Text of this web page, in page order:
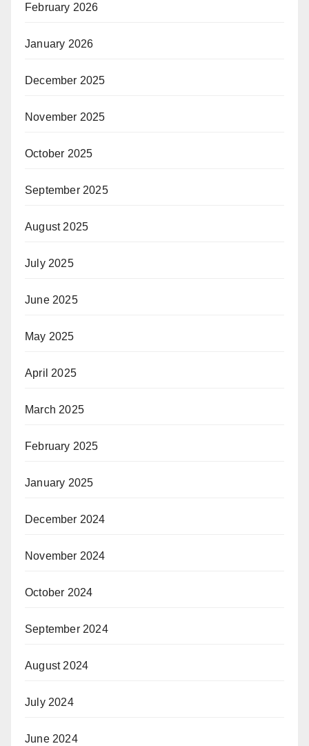
February 2026
January 2026
December 2025
November 2025
October 2025
September 2025
August 2025
July 2025
June 2025
May 2025
April 2025
March 2025
February 2025
January 2025
December 2024
November 2024
October 2024
September 2024
August 2024
July 2024
June 2024